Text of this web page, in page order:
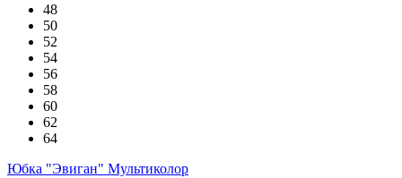
48
50
52
54
56
58
60
62
64
Юбка "Эвиган" Мультиколор